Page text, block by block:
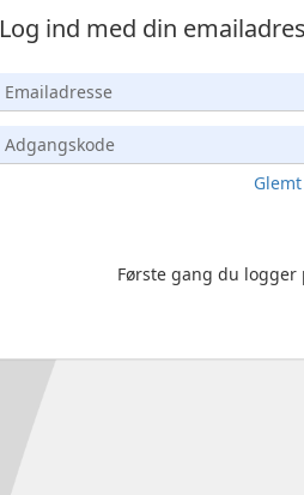
Log ind med din
Første gang du logger